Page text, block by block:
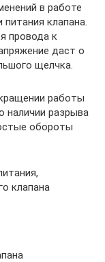
в работе
питания клапана.
провода к
даст о
щелчка.
работы
наличии разрыва
обороты
клапана